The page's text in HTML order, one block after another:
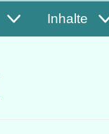
Inhalte